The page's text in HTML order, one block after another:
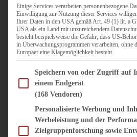
ONE-
PASTA &
PIZZA,
REIS
SÜSS &
Einige Services verarbeiten personenbezogene
Einwilligung zur Nutzung dieser Services
Ihrer Daten in den USA gemäß Art. 49 (1) lit. a
USA als ein Land mit unzureichendem
besteht beispielsweise die Gefahr, dass US-
in Überwachungsprogrammen verarbeiten, ohne
Europäer eine Klagemöglichkeit besteht.
Im Folgenden finden Sie eine Liste der
Speichern von oder Zugriff auf
einem Endgerät
(168 Vendoren)
Personalisierte Werbung und
Werbeleistung und der
Zielgruppenforschung sowie